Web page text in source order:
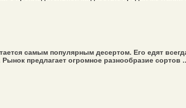
самым популярным десертом. Его едят
предлагает огромное разнообразие сортов